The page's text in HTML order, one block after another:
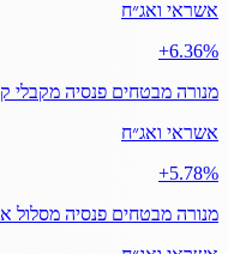
אשראי ואג״ח
‎+6.36%
מנורה מבטחים פנסיה מקבלי
אשראי ואג״ח
‎+5.78%
מנורה מבטחים פנסיה מסלול